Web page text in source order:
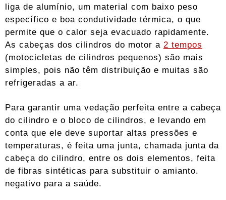
liga de alumínio, um material com baixo peso
específico e boa condutividade térmica, o que
permite que o calor seja evacuado rapidamente.
As cabeças dos cilindros do motor a 2 tempos
(motocicletas de cilindros pequenos) são mais
simples, pois não têm distribuição e muitas são
refrigeradas a ar.
Para garantir uma vedação perfeita entre a cabeça
do cilindro e o bloco de cilindros, e levando em
conta que ele deve suportar altas pressões e
temperaturas, é feita uma junta, chamada junta da
cabeça do cilindro, entre os dois elementos, feita
de fibras sintéticas para substituir o amianto.
negativo para a saúde.